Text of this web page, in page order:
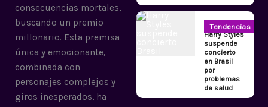
consecuencias mortales,
buscando un premio
millonario. Esta premisa
única y emocionante,
combinada con
personajes complejos y
giros inesperados, ha
Tendencias
Harry Styles
suspende
concierto
en Brasil
por
problemas
de salud